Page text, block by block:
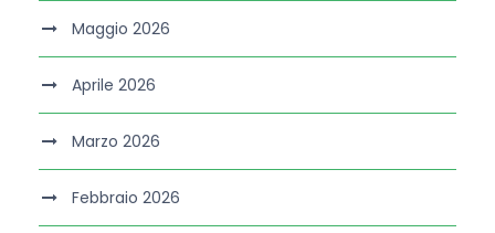
Maggio 2026
Aprile 2026
Marzo 2026
Febbraio 2026